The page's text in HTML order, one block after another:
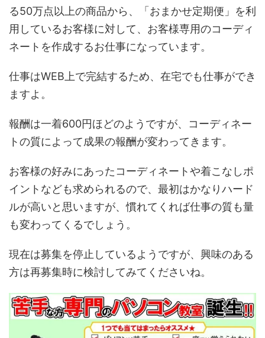
る50万点以上の商品から、「おまかせ定期便」を利
用しているお客様に対して、お客様専用のコーディ
ネートを作成するお仕事になっています。
仕事はWEB上で完結するため、在宅でも仕事ができ
ますよ。
報酬は一着600円ほどのようですが、コーディネー
トの質によって成果の報酬が変わってきます。
お客様の好みにあったコーディネートや着こなしポ
イントなども求められるので、最初はかなりハード
ルが高いと思いますが、慣れてくれば仕事の質も量
も変わってくるでしょう。
現在は募集を停止しているようですが、興味のある
方は再募集時に検討してみてくださいね。